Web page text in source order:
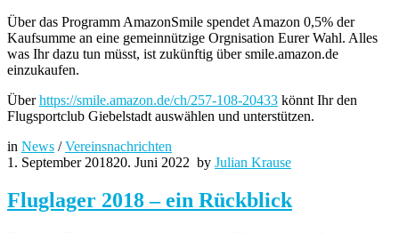
Über das Programm AmazonSmile spendet Amazon 0,5% der
Kaufsumme an eine gemeinnützige Orgnisation Eurer Wahl. Alles
was Ihr dazu tun müsst, ist zukünftig über smile.amazon.de
einzukaufen.
Überhttps://smile.amazon.de/ch/257-108-20433 könnt Ihr den
Flugsportclub Giebelstadt auswählen und unterstützen.
in News /Vereinsnachrichten
1. September 201820. Juni 2022 by Julian Krause
Fluglager 2018 – ein Rückblick